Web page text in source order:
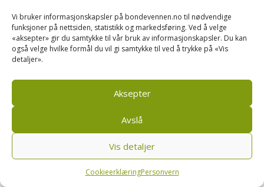
Vi bruker informasjonskapsler på bondevennen.no til nødvendige
funksjoner på nettsiden, statistikk og markedsføring. Ved å velge
«aksepter» gir du samtykke til vår bruk av informasjonskapsler. Du kan
også velge hvilke formål du vil gi samtykke til ved å trykke på «Vis
detaljer».
Aksepter
Avslå
Vis detaljer
CookieerklæringPersonvern